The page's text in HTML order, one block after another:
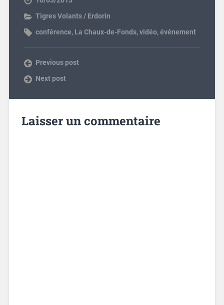
Tigres Volants / Erdorin
conférence, La Chaux-de-Fonds,vidéo,événement
Previous post
Next post
Laisser un commentaire